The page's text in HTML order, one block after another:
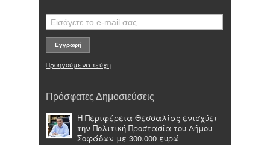
Προηγούμενα τεύχη
Πρόσφατες Δημοσιεύσεις
Η Περιφέρεια Θεσσαλίας ενισχύει
την Πολιτική Προστασία του Δήμου
Σοφάδων με 300.000 ευρώ